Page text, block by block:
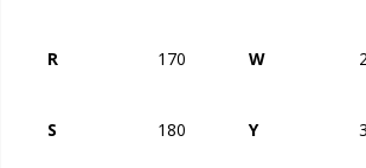
R 170 W
S 180 Y